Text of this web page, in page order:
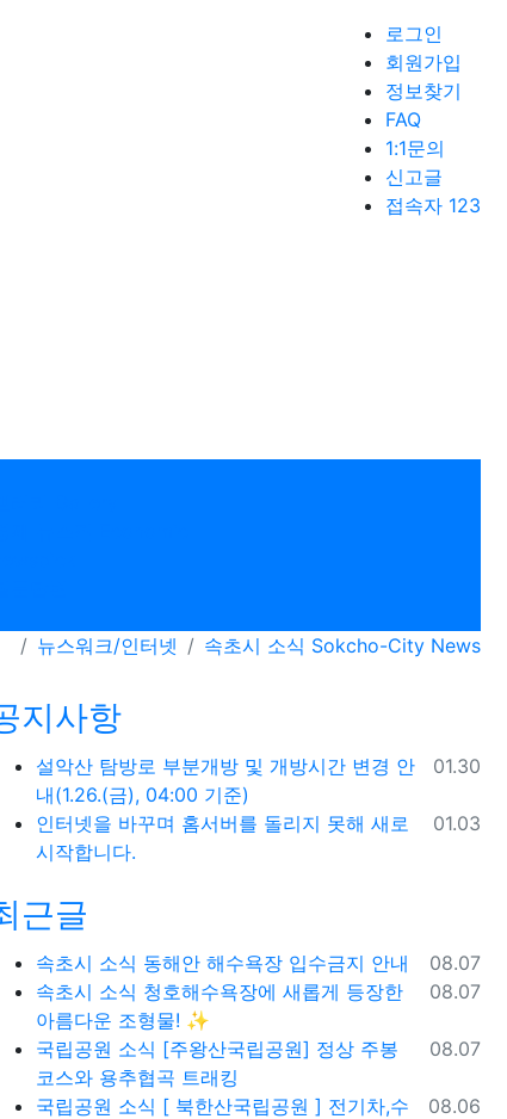
로그인
회원가입
정보찾기
FAQ
1:1문의
신고글
접속자 123
뉴스워크/인터넷 속초시 소식 Sokcho-City News
지사항
등록일
01.30
설악산 탐방로 부분개방 및 개방시간 변경 안
내(1.26.(금), 04:00 기준)
등록일
01.03
인터넷을 바꾸며 홈서버를 돌리지 못해 새로
시작합니다.
근글
등록일
08.07
속초시 소식 동해안 해수욕장 입수금지 안내
등록일
08.07
속초시 소식 청호해수욕장에 새롭게 등장한
아름다운 조형물! ✨
등록일
08.07
국립공원 소식 [주왕산국립공원] 정상 주봉
코스와 용추협곡 트래킹
등록일
08.06
국립공원 소식 [ 북한산국립공원 ] 전기차,수